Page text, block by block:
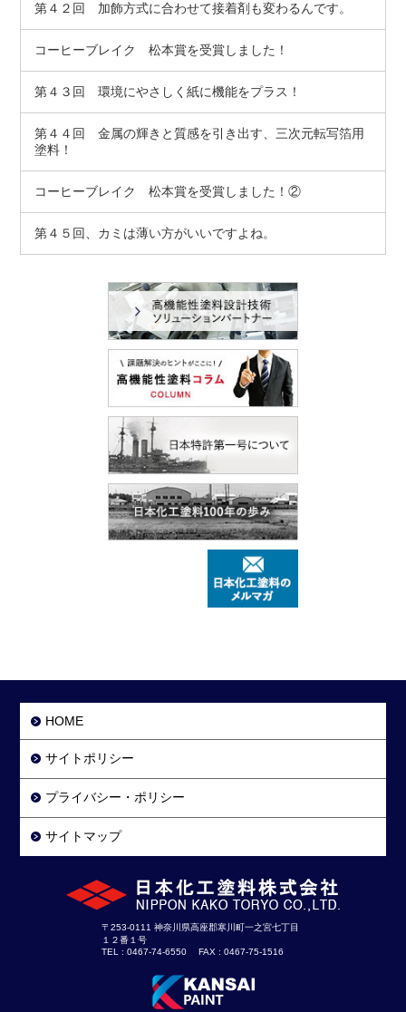
第４２回 加飾方式に合わせて接着剤も変わるんです。
コーヒーブレイク 松本賞を受賞しました！
第４３回 環境にやさしく紙に機能をプラス！
第４４回 金属の輝きと質感を引き出す、三次元転写箔用
塗料！
コーヒーブレイク 松本賞を受賞しました！②
第４５回、カミは薄い方がいいですよね。
HOME
サイトポリシー
プライバシー・ポリシー
サイトマップ
〒253-0111 神奈川県高座郡寒川町一之宮七丁目
１２番１号
TEL : 0467-74-6550 FAX : 0467-75-1516